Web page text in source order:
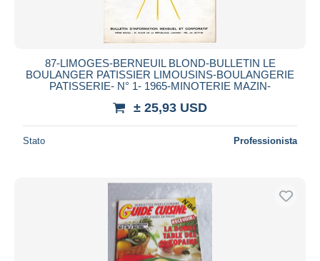
87-LIMOGES-BERNEUIL BLOND-BULLETIN LE
BOULANGER PATISSIER LIMOUSINS-BOULANGERIE
PATISSERIE- N° 1- 1965-MINOTERIE MAZIN-
± 25,93 USD
Stato Professionista